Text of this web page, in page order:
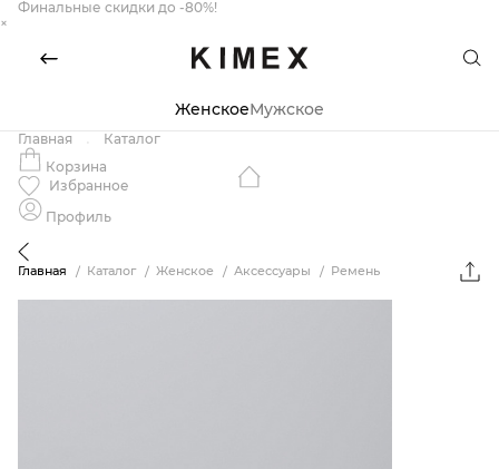
Финальные скидки до -80%!
×
ЖенскоеМужское
Главная
Каталог
Корзина
Избранное
Профиль
Главная Каталог Женское Аксессуары Ремень